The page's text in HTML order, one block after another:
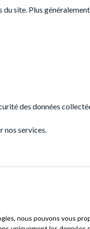
site. Plus
des données
nos services.
nous pouvons vous